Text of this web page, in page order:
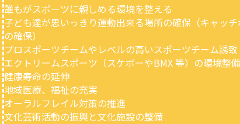
誰もがスポーツに親しめる環境を整える
子ども達が思いっきり運動出来る場所の確保（キャッ
の確保）
プロスポーツチームやレベルの高いスポーツチーム誘致
エクトリームスポーツ（スケボーやBMX 等）の環境整備
健康寿命の延伸
地域医療、福祉の充実
オーラルフレイル対策の推進
文化芸術活動の振興と文化施設の整備